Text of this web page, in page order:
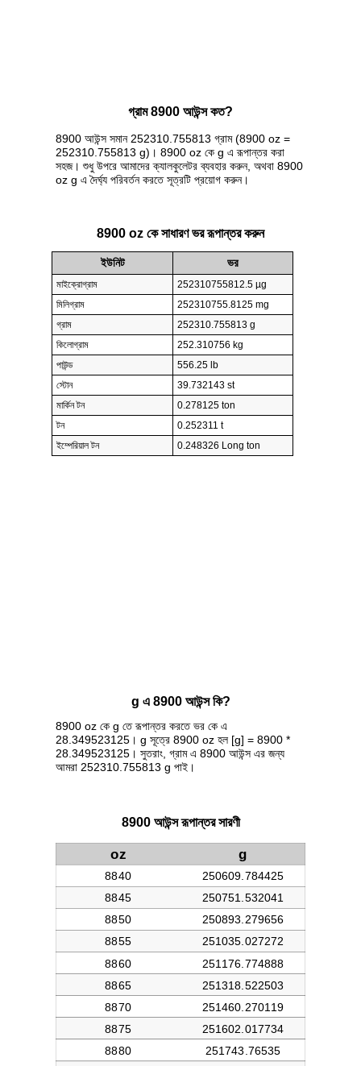
গ্রাম 8900 আউন্স কত?
8900 আউন্স সমান 252310.755813 গ্রাম (8900 oz =
252310.755813 g)। 8900 oz কে g এ রূপান্তর করা
সহজ। শুধু উপরে আমাদের ক্যালকুলেটর ব্যবহার করুন, অথবা 8900
oz g এ দৈর্ঘ্য পরিবর্তন করতে সূত্রটি প্রয়োগ করুন।
8900 oz কে সাধারণ ভর রূপান্তর করুন
ইউনিট ভর
মাইক্রোগ্রাম
252310755812.5 µg
মিলিগ্রাম
252310755.8125 mg
গ্রাম
252310.755813 g
কিলোগ্রাম
252.310756 kg
পাউন্ড
556.25 lb
স্টোন
39.732143 st
মার্কিন টন
0.278125 ton
টন
0.252311 t
ইম্পেরিয়াল টন
0.248326 Long ton
g এ 8900 আউন্স কি?
8900 oz কে g তে রূপান্তর করতে ভর কে এ
28.349523125। g সূত্রে 8900 oz হল [g] = 8900 *
28.349523125। সুতরাং, গ্রাম এ 8900 আউন্স এর জন্য
আমরা 252310.755813 g পাই।
8900 আউন্স রূপান্তর সারণী